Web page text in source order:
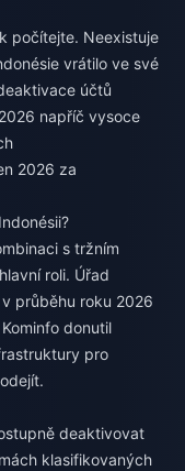
počítejte. Neexistuje
vrátilo ve své
účtů
napříč vysoce
2026 za
s tržním
roli. Úřad
průběhu roku 2026
donutil
pro
deaktivovat
klasifikovaných